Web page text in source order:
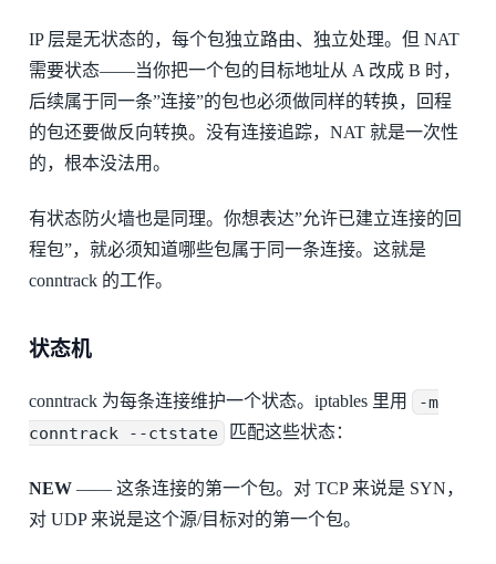
IP 层是无状态的，每个包独立路由、独立处理。但 NAT
需要状态——当你把一个包的目标地址从 A 改成 B 时，
后续属于同一条”连接”的包也必须做同样的转换，回程
的包还要做反向转换。没有连接追踪，NAT 就是一次性
的，根本没法用。
有状态防火墙也是同理。你想表达”允许已建立连接的回
程包”，就必须知道哪些包属于同一条连接。这就是
conntrack 的工作。
状态机
conntrack 为每条连接维护一个状态。iptables 里用
-m
conntrack --ctstate
匹配这些状态：
NEW—— 这条连接的第一个包。对 TCP 来说是 SYN，
对 UDP 来说是这个源/目标对的第一个包。